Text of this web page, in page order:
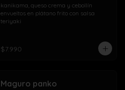
kanikama, queso crema y cebollín
envueltos en plátano frito con salsa
teriyaki
$7.990
Maguro panko